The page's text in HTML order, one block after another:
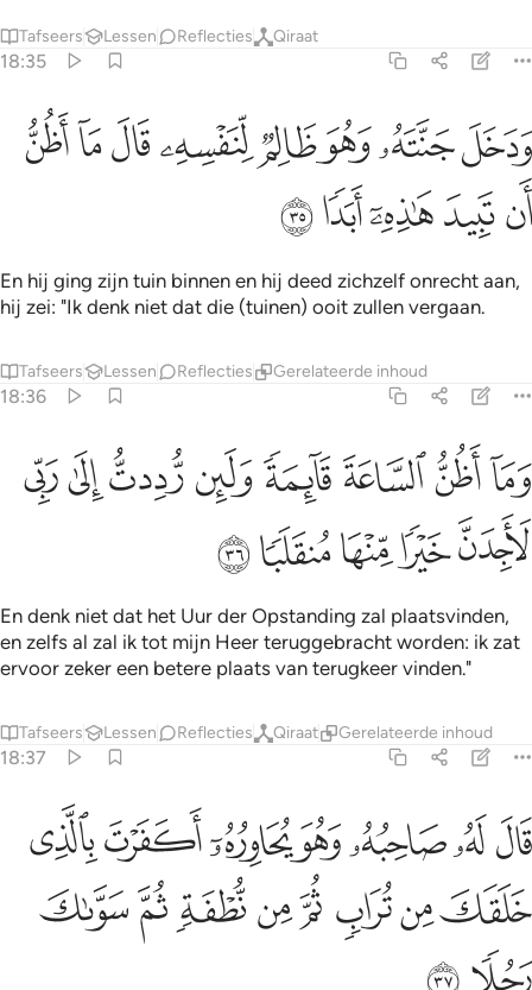
Tafseers Lessen Reflecties Qiraat
18:35
ودخل جنته وهو ظالم لنفسه قال ما اظن ان تبيد هاذه ابدا ٣٥
وَدَخَلَ جَنَّتَهُۥ وَهُوَ ظَالِمٌۭ لِّنَفْسِهِۦ قَالَ مَآ أَظُنُّ أَن تَبِيدَ هَـٰذِهِۦٓ أَبَدًۭا ٣٥
ﱁﱂﱃﱄﱅﱆﱇﱈ
ﱉﱊﱋﱌﱍ
En hij ging zijn tuin binnen en hij deed zichzelf onrecht aan,
hij zei: "Ik denk niet dat die (tuinen) ooit zullen vergaan.
Tafseers Lessen Reflecties Gerelateerde inhoud
18:36
وما اظن الساعة قايمة ولين رددت الى ربي لاجدن خيرا منها منقلبا ٣٦
وَمَآ أَظُنُّ ٱلسَّاعَةَ قَآئِمَةًۭ وَلَئِن رُّدِدتُّ إِلَىٰ رَبِّى لَأَجِدَنَّ خَيْرًۭا مِّنْهَا
ﱎﱏﱐﱑﱒﱓﱔﱕ
ﱖﱗﱘﱙﱚ
En denk niet dat het Uur der Opstanding zal plaatsvinden,
en zelfs al zal ik tot mijn Heer teruggebracht worden: ik zat
ervoor zeker een betere plaats van terugkeer vinden."
Tafseers Lessen Reflecties Qiraat Gerelateerde inhoud
18:37
قال له صاحبه وهو يحاوره اكفرت بالذي خلقك من تراب ثم من نطفة ثم
قَالَ لَهُۥ صَاحِبُهُۥ وَهُوَ يُحَاوِرُهُۥٓ أَكَفَرْتَ بِٱلَّذِى خَلَقَكَ مِن تُرَابٍۢ
ﱛﱜﱝﱞﱟﱠﱡ
ﱢﱣﱤ ﱥﱦﱧﱨﱩ